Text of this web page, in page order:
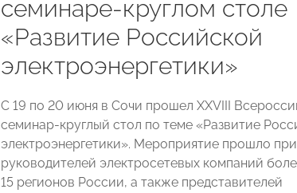
семинаре-круглом столе
«Развитие Российской
электроэнергетики»
С 19 по 20 июня в Сочи прошел XXVIII
семинар-круглый стол по теме «Развитие
электроэнергетики». Мероприятие прошло
руководителей электросетевых компаний
15 регионов России, а также представителей